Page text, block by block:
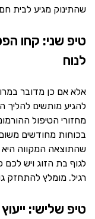
שהתינוק מגיע לבית
טיפ שני: קחו
לנוח
אלא אם כן מדובר
להגיע מותשים להליך
מחזורי הטיפול
בכוחות מחודשים
שהתוצאה המקווה
לגוף בת הזוג ויש
רגיל. מומלץ להתחזק
טיפ שלישי: